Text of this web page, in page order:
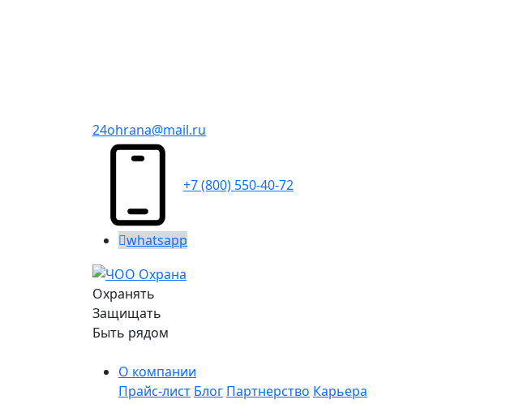
24ohrana@mail.ru
+7 (800) 550-40-72
whatsapp
Охранять
Защищать
Быть рядом
О компании
Прайс-лист Блог Партнерство Карьера